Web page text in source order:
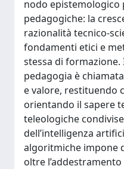
nodo epistemologico
pedagogiche: la
razionalità tecnico-
fondamenti etici e
stessa di
pedagogia è
e valore, restituendo
orientando il sapere
teleologiche
dell’intelligenza
algoritmiche impone
oltre